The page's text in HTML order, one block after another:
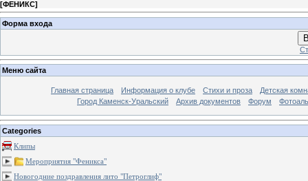
[ФЕНИКС]
Форма входа
Меню сайта
Главная страница Информация о клубе Стихи и проза
Детская
Город Каменск-Уральский
Архив документов Форум
Categories
Клипы
Мероприятия "Феникса"
Новогодние поздравления лито "Петроглиф"